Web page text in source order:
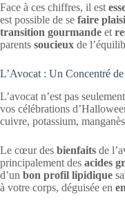
Face à ces chiffres, il est
est possible de se faire
transition gourmande et
parents soucieux de
L’Avocat : Un Concentré
L’avocat n’est pas
vos célébrations
cuivre, potassium,
Le cœur des bienfaits de
principalement des acides
d’un bon profil lipidique
à votre corps, déguisée en